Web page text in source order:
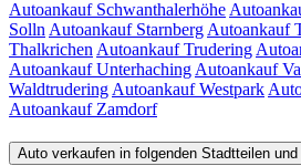
Autoankauf Schwanthalerhöhe
Solln Autoankauf Starnberg Autoankauf
Thalkrichen Autoankauf Trudering
Autoankauf Unterhaching Autoankauf
Waldtrudering Autoankauf Westpark
Autoankauf Zamdorf
Auto verkaufen in folgenden Stadtteilen